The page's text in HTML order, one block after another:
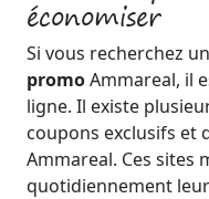
économiser
Si vous recherchez
promoAmmareal, il
ligne. Il existe
coupons exclusifs et
Ammareal. Ces sites
quotidiennement